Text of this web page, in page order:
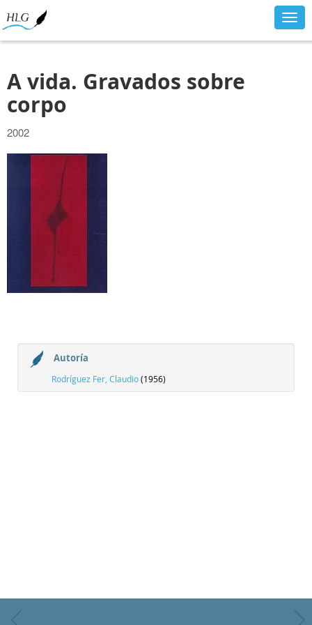
A vida. Gravados sobre
corpo
2002
Autoría
Rodríguez Fer, Claudio(1956)